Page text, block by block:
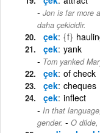
Jon is far more
daha çekicidir.
çek {f}
çek yank
Tom yanked
çek of check
çek cheques
çek inflect
In that
gender. - O dilde,